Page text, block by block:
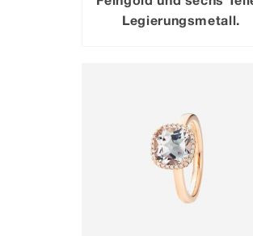
Legierungsmetall.